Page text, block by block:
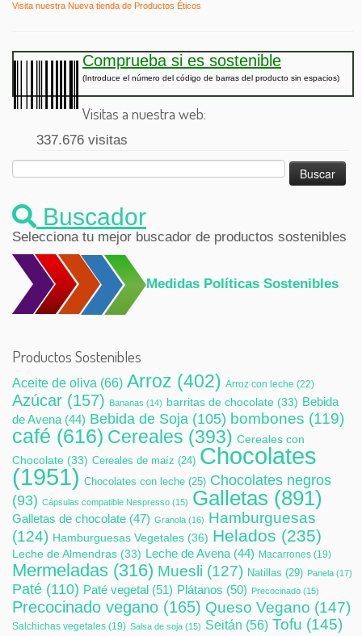
Visita nuestra Nueva tienda de Productos Éticos
Comprueba si es sostenible
(Introduce el número del código de barras del producto sin espacios)
Visitas a nuestra web:
337.676 visitas
Buscador
Selecciona tu mejor buscador de productos sostenibles
Medidas Políticas Sostenibles
Productos Sostenibles
Aceite de oliva (66) Arroz (402) Arroz con leche (22)
Azúcar (157) Bananas (14) barritas de chocolate (33) Bebida
de Avena(44) Bebida de Soja (105) bombones (119)
café (616) Cereales (393) Cereales con
Chocolate (33) Cereales de maíz (24) Chocolates
(1951) Chocolates con leche (25) Chocolates negros
(93) Cápsulas compatible Nespresso (15) Galletas (891)
Galletas de chocolate (47) Granola (16) Hamburguesas
(124) Hamburguesas Vegetales (36) Helados (235)
Leche de Almendras (33) Leche de Avena(44) Macarrones (19)
Mermeladas (316) Muesli (127) Natillas (29) Panela (17)
Paté (110) Paté vegetal (51) Plátanos (50) Precocinado (15)
Precocinado vegano (165) Queso Vegano (147)
Salchichas vegetales (19) Salsa de soja (15) Seitán (56) Tofu (145)